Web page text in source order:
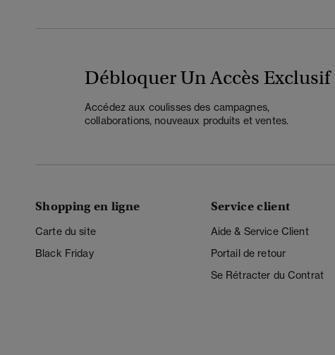
Débloquer Un Accès Exclusif
Accédez aux coulisses des campagnes,
collaborations, nouveaux produits et ventes.
Shopping en ligne
Carte du site
Black Friday
Service client
Aide & Service Client
Portail de retour
Se Rétracter du Contrat